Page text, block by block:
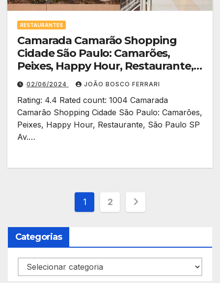
RESTAURANTES
Camarada Camarão Shopping
Cidade São Paulo: Camarões,
Peixes, Happy Hour, Restaurante,
São Paulo SP
02/06/2024 JOÃO BOSCO FERRARI
Rating: 4.4 Rated count: 1004 Camarada
Camarão Shopping Cidade São Paulo: Camarões,
Peixes, Happy Hour, Restaurante, São Paulo SP
Av.…
Paginação
posts
1 2
Categorias
Categorias